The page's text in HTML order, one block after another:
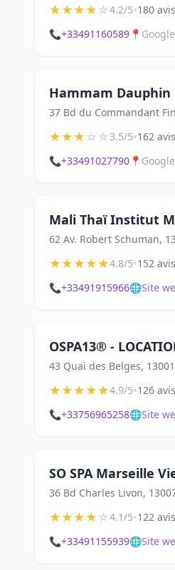
★★★★☆4.2/5•180 avis
📞+33491160589 📍
Hammam Dauphin
37 Bd du Commandant
★★★☆☆3.5/5•162 avis
📞+33491027790 📍
Mali Thaï Institut
62 Av. Robert Schuman,
★★★★★4.8/5•152 avis
📞+33491915966🌐Site
OSPA13® -
43 Quai des Belges,
★★★★★4.9/5•126 avis
📞+33756965258🌐Site
SO SPA Marseille
36 Bd Charles Livon,
★★★★☆4.1/5•122 avis
📞+33491155939🌐Site